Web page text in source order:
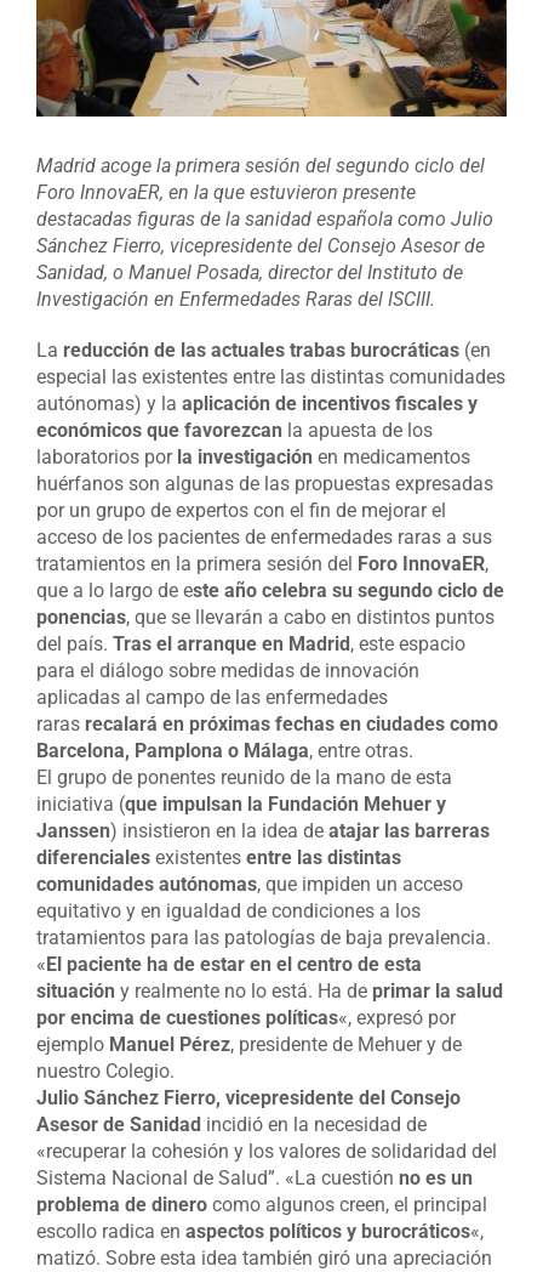
Madrid acoge la primera sesión del segundo ciclo del
Foro InnovaER, en la que estuvieron presente
destacadas figuras de la sanidad española como Julio
Sánchez Fierro, vicepresidente del Consejo Asesor de
Sanidad, o Manuel Posada, director del Instituto de
Investigación en Enfermedades Raras del ISCIII.
La reducción de las actuales trabas burocráticas (en
especial las existentes entre las distintas comunidades
autónomas) y la aplicación de incentivos fiscales y
económicos que favorezcan la apuesta de los
laboratorios por la investigación en medicamentos
huérfanos son algunas de las propuestas expresadas
por un grupo de expertos con el fin de mejorar el
acceso de los pacientes de enfermedades raras a sus
tratamientos en la primera sesión del Foro InnovaER,
que a lo largo de este año celebra su segundo ciclo de
ponencias, que se llevarán a cabo en distintos puntos
del país. Tras el arranque en Madrid, este espacio
para el diálogo sobre medidas de innovación
aplicadas al campo de las enfermedades
raras recalará en próximas fechas en ciudades como
Barcelona, Pamplona o Málaga, entre otras.
El grupo de ponentes reunido de la mano de esta
iniciativa (que impulsan la Fundación Mehuer y
Janssen) insistieron en la idea de atajar las barreras
diferenciales existentes entre las distintas
comunidades autónomas, que impiden un acceso
equitativo y en igualdad de condiciones a los
tratamientos para las patologías de baja prevalencia.
«El paciente ha de estar en el centro de esta
situación y realmente no lo está. Ha de primar la salud
por encima de cuestiones políticas«, expresó por
ejemplo Manuel Pérez, presidente de Mehuer y de
nuestro Colegio.
Julio Sánchez Fierro, vicepresidente del Consejo
Asesor de Sanidad incidió en la necesidad de
«recuperar la cohesión y los valores de solidaridad del
Sistema Nacional de Salud”. «La cuestión no es un
problema de dinero como algunos creen, el principal
escollo radica en aspectos políticos y burocráticos«,
matizó. Sobre esta idea también giró una apreciación